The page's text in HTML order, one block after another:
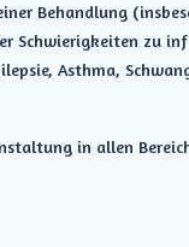
Behandlung
Schwierigkeiten zu
Asthma,
in allen